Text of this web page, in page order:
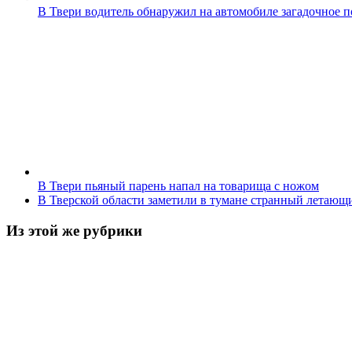
В Твери водитель обнаружил на автомобиле загадочное
В Твери пьяный парень напал на товарища с ножом
В Тверской области заметили в тумане странный
Из этой же рубрики